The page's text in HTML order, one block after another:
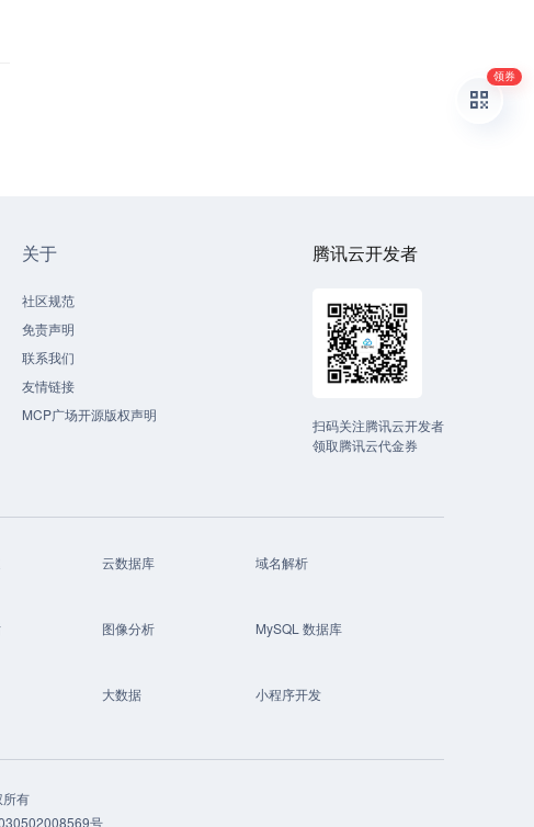
关于
社区规范
免责声明
联系我们
友情链接
MCP广场开源版权声明
腾讯云开发者
扫码关注腾讯云开发者
领取腾讯云代金券
云数据库
域名解析
图像分析
MySQL 数据库
大数据
小程序开发
有
号
领券